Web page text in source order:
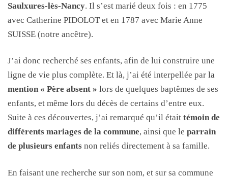
Saulxures-lès-Nancy. Il s’est marié deux fois : en 1775
avec Catherine PIDOLOT et en 1787 avec Marie Anne
SUISSE (notre ancêtre).
J’ai donc recherché ses enfants, afin de lui construire une
ligne de vie plus complète. Et là, j’ai été interpellée par la
mention « Père absent » lors de quelques baptêmes de ses
enfants, et même lors du décès de certains d’entre eux.
Suite à ces découvertes, j’ai remarqué qu’il était témoin de
différents mariages de la commune, ainsi que le parrain
de plusieurs enfants non reliés directement à sa famille.
En faisant une recherche sur son nom, et sur sa commune